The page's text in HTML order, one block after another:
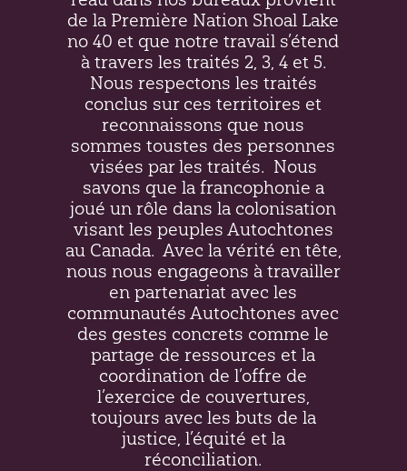
de la Première Nation Shoal Lake
no 40 et que notre travail s’étend
à travers les traités 2, 3, 4 et 5.
Nous respectons les traités
conclus sur ces territoires et
reconnaissons que nous
sommes toustes des personnes
visées par les traités. Nous
savons que la francophonie a
joué un rôle dans la colonisation
visant les peuples Autochtones
au Canada. Avec la vérité en tête,
nous nous engageons à travailler
en partenariat avec les
communautés Autochtones avec
des gestes concrets comme le
partage de ressources et la
coordination de l’offre de
l’exercice de couvertures,
toujours avec les buts de la
justice, l’équité et la
réconciliation.